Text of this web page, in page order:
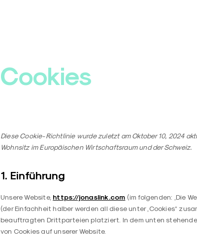
Cookies
Diese Cookie-Richtlinie wurde zuletzt am Oktober 10, 2024
Wohnsitz im Europäischen Wirtschaftsraum und der Schweiz.
1. Einführung
Unsere Website, https://jonaslink.com (im folgenden: „Die
(der Einfachheit halber werden all diese unter „Cookies“
beauftragten Drittparteien platziert. In dem unten
von Cookies auf unserer Website.